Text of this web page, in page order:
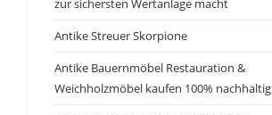
zur sichersten Wertanlage macht
Antike Streuer Skorpione
Antike Bauernmöbel Restauration &
Weichholzmöbel kaufen 100% nachhaltig